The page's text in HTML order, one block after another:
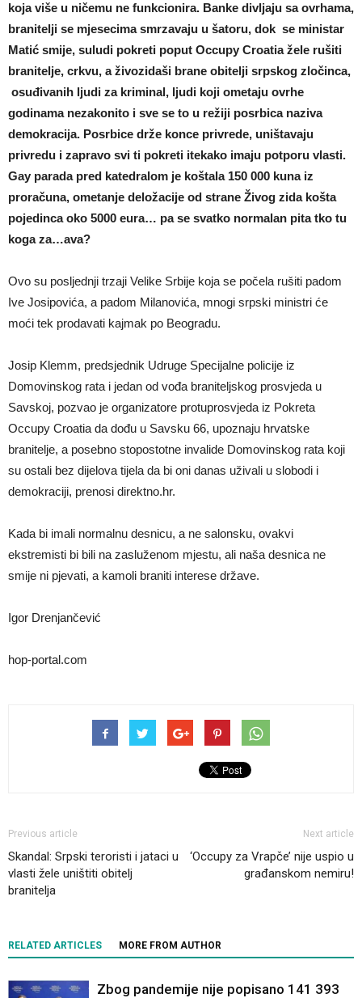
koja više u ničemu ne funkcionira. Banke divljaju sa ovrhama,
branitelji se mjesecima smrzavaju u šatoru, dok se ministar
Matić smije, suludi pokreti poput Occupy Croatia žele rušiti
branitelje, crkvu, a živozidaši brane obitelji srpskog zločinca,
osuđivanih ljudi za kriminal, ljudi koji ometaju ovrhe
godinama nezakonito i sve se to u režiji posrbica naziva
demokracija. Posrbice drže konce privrede, uništavaju
privredu i zapravo svi ti pokreti itekako imaju potporu vlasti.
Gay parada pred katedralom je koštala 150 000 kuna iz
proračuna, ometanje deložacije od strane Živog zida košta
pojedinca oko 5000 eura… pa se svatko normalan pita tko tu
koga za…ava?
Ovo su posljednji trzaji Velike Srbije koja se počela rušiti padom
Ive Josipovića, a padom Milanovića, mnogi srpski ministri će
moći tek prodavati kajmak po Beogradu.
Josip Klemm, predsjednik Udruge Specijalne policije iz
Domovinskog rata i jedan od vođa braniteljskog prosvjeda u
Savskoj, pozvao je organizatore protuprosvjeda iz Pokreta
Occupy Croatia da dođu u Savsku 66, upoznaju hrvatske
branitelje, a posebno stopostotne invalide Domovinskog rata koji
su ostali bez dijelova tijela da bi oni danas uživali u slobodi i
demokraciji, prenosi direktno.hr.
Kada bi imali normalnu desnicu, a ne salonsku, ovakvi
ekstremisti bi bili na zasluženom mjestu, ali naša desnica ne
smije ni pjevati, a kamoli braniti interese države.
Igor Drenjančević
hop-portal.com
Previous article
Skandal: Srpski teroristi i jataci u
vlasti žele uništiti obitelj
branitelja
Next article
‘Occupy za Vrapče’ nije uspio u
građanskom nemiru!
RELATED ARTICLES MORE FROM AUTHOR
Zbog pandemije nije popisano 141 393